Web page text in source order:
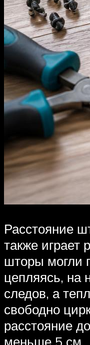
Расстояние
также играет
шторы могли
цепляясь, на
следов, а
свободно
расстояние
меньше 5 см.